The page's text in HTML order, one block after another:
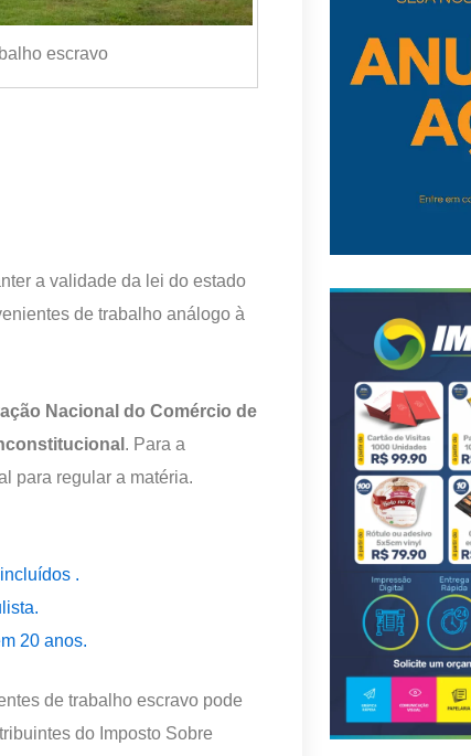
escravo
a validade da lei do estado
de trabalho análogo à
Nacional do Comércio de
. Para a
para regular a matéria.
.
20 anos.
de trabalho escravo pode
do Imposto Sobre